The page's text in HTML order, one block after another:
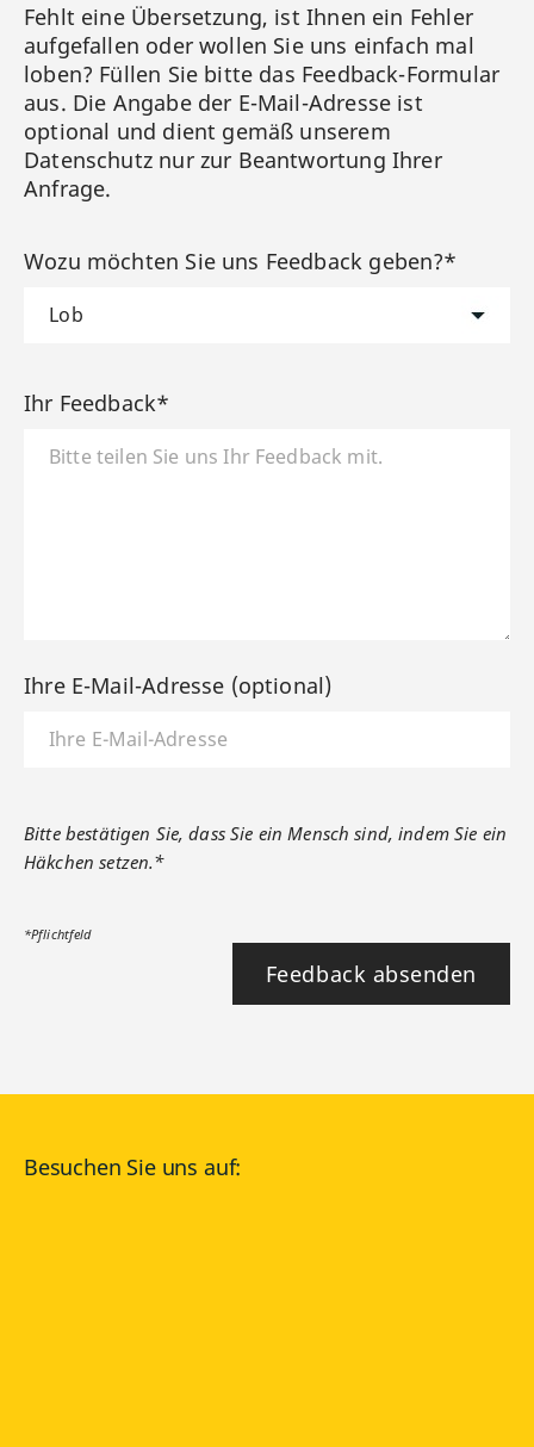
Fehlt eine Übersetzung, ist Ihnen ein Fehler
aufgefallen oder wollen Sie uns einfach mal
loben? Füllen Sie bitte das Feedback-Formular
aus. Die Angabe der E-Mail-Adresse ist
optional und dient gemäß unserem
Datenschutz nur zur Beantwortung Ihrer
Anfrage.
Wozu möchten Sie uns Feedback geben?*
Ihr Feedback*
Ihre E-Mail-Adresse (optional)
Bitte bestätigen Sie, dass Sie ein Mensch sind, indem Sie ein
Häkchen setzen.*
*Pflichtfeld
Feedback absenden
Besuchen Sie uns auf: